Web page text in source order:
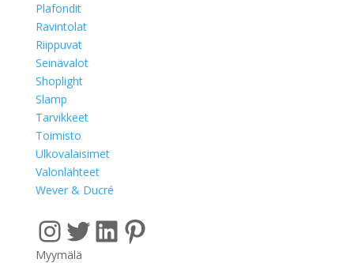
Plafondit
Ravintolat
Riippuvat
Seinävalot
Shoplight
Slamp
Tarvikkeet
Toimisto
Ulkovalaisimet
Valonlähteet
Wever & Ducré
InstagramTwitter LinkedIn Pinterest
Myymälä